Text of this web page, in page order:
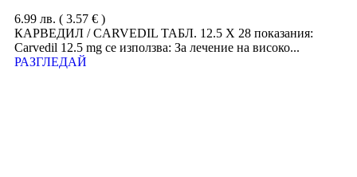
6.99 лв. ( 3.57 € )
КАРВЕДИЛ / CARVEDIL ТАБЛ. 12.5 Х 28 показания:
Carvedil 12.5 mg се използва: За лечение на високо...
РАЗГЛЕДАЙ